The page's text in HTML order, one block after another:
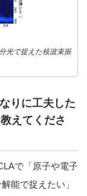
光で捉えた核波束振
りに工夫した
えてくださ
で「原子や電子
能で捉えたい」